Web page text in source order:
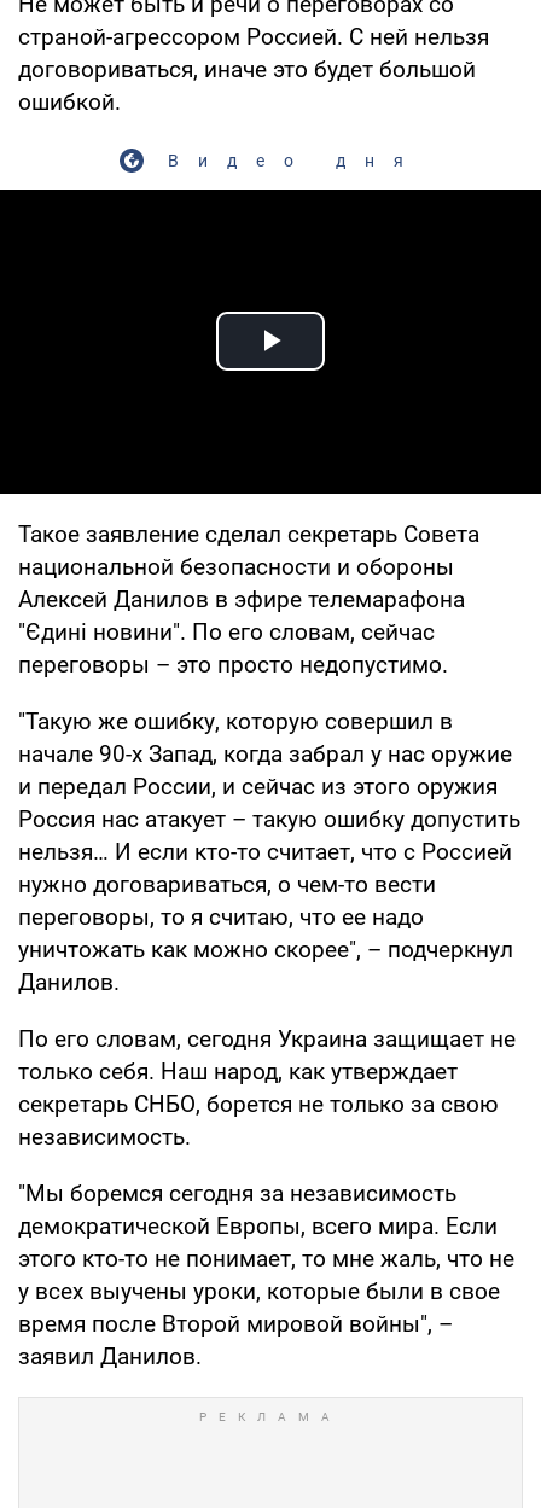
страной-агрессором Россией. С ней нельзя
договориваться, иначе это будет большой
ошибкой.
Видео дня
Play Video
Такое заявление сделал секретарь Совета
национальной безопасности и обороны
Алексей Данилов в эфире телемарафона
"Єдині новини". По его словам, сейчас
переговоры – это просто недопустимо.
"Такую же ошибку, которую совершил в
начале 90-х Запад, когда забрал у нас оружие
и передал России, и сейчас из этого оружия
Россия нас атакует – такую ошибку допустить
нельзя… И если кто-то считает, что с Россией
нужно договариваться, о чем-то вести
переговоры, то я считаю, что ее надо
уничтожать как можно скорее", – подчеркнул
Данилов.
По его словам, сегодня Украина защищает не
только себя. Наш народ, как утверждает
секретарь СНБО, борется не только за свою
независимость.
"Мы боремся сегодня за независимость
демократической Европы, всего мира. Если
этого кто-то не понимает, то мне жаль, что не
у всех выучены уроки, которые были в свое
время после Второй мировой войны", –
заявил Данилов.